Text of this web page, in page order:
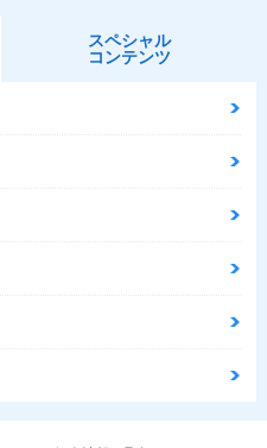
スペシャル
コンテンツ